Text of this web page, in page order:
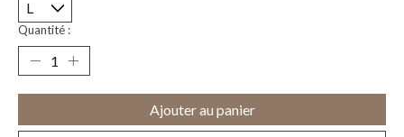
Quantité :
Ajouter au panier